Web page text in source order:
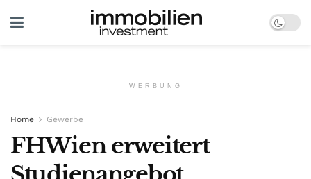
WERBUNG
Home Gewerbe
FHWien erweitert